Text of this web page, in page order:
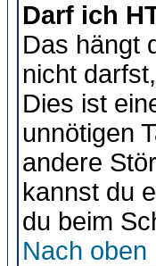
Darf ich
Das hängt
nicht
Dies ist
unnötigen
andere
kannst du
du beim
Nach oben